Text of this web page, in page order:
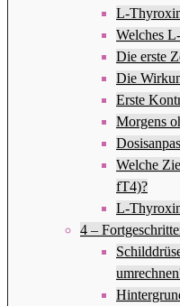
L-
Welches
Die erste
Die
Erste
Morgens
Welche
fT4)?
L-
4 –